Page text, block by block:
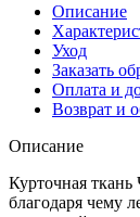
Описание
Уход
Заказать
Оплата и
Возврат и
Описание
Курточная ткань
благодаря чему